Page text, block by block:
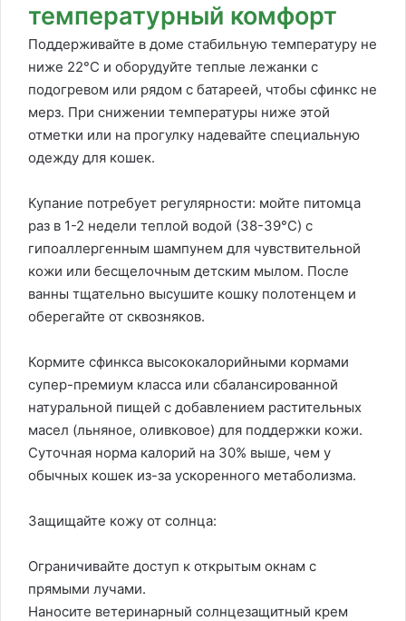
температурный комфорт
Поддерживайте в доме стабильную температуру не
ниже 22°C и оборудуйте теплые лежанки с
подогревом или рядом с батареей, чтобы сфинкс не
мерз. При снижении температуры ниже этой
отметки или на прогулку надевайте специальную
одежду для кошек.
Купание потребует регулярности: мойте питомца
раз в 1-2 недели теплой водой (38-39°C) с
гипоаллергенным шампунем для чувствительной
кожи или бесщелочным детским мылом. После
ванны тщательно высушите кошку полотенцем и
оберегайте от сквозняков.
Кормите сфинкса высококалорийными кормами
супер-премиум класса или сбалансированной
натуральной пищей с добавлением растительных
масел (льняное, оливковое) для поддержки кожи.
Суточная норма калорий на 30% выше, чем у
обычных кошек из-за ускоренного метаболизма.
Защищайте кожу от солнца:
Ограничивайте доступ к открытым окнам с
прямыми лучами.
Наносите ветеринарный солнцезащитный крем